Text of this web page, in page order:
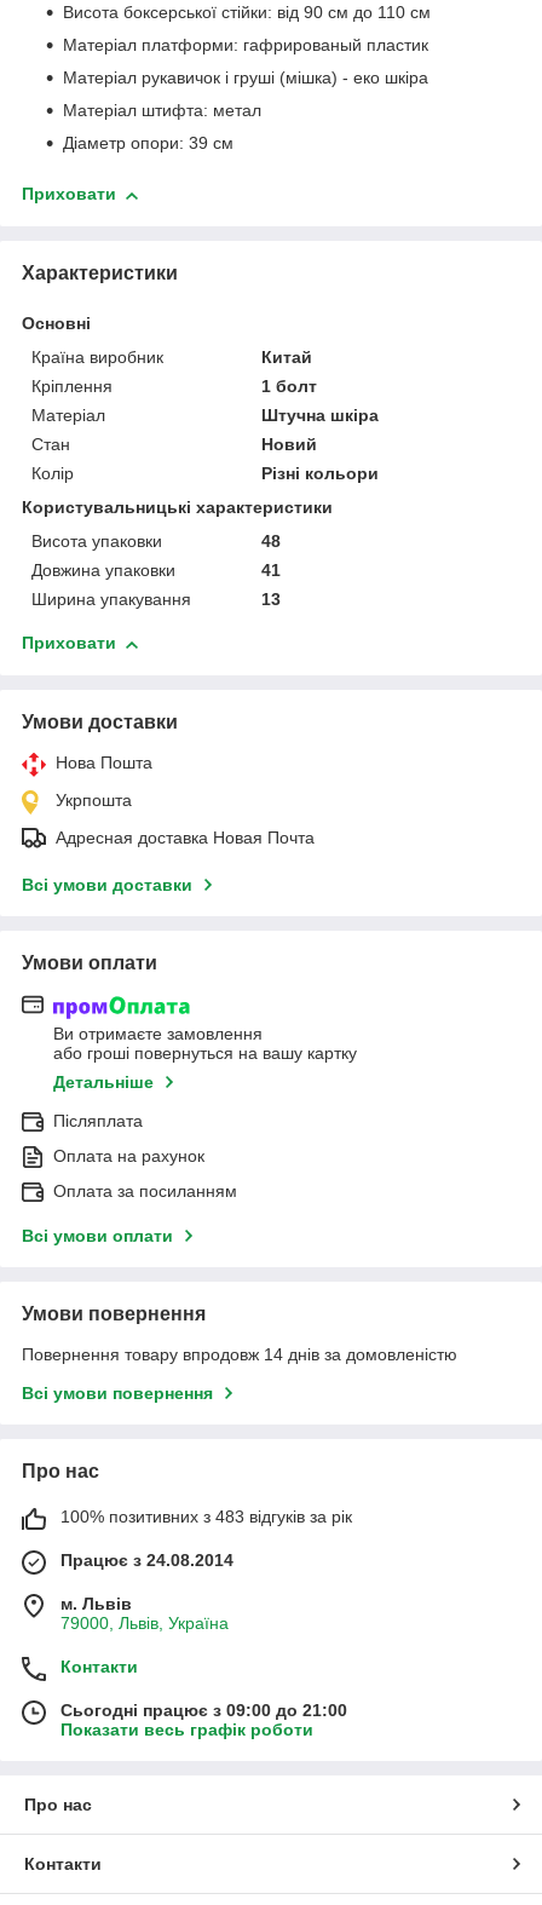
Висота боксерської стійки: від 90 см до 110 см
Матеріал платформи: гафрированый пластик
Матеріал рукавичок і груші (мішка) - еко шкіра
Матеріал штифта: метал
Діаметр опори: 39 см
Приховати
Характеристики
Основні
Країна виробник
Китай
Кріплення
1 болт
Матеріал
Штучна шкіра
Стан
Новий
Колір
Різні кольори
Користувальницькі характеристики
Висота упаковки
48
Довжина упаковки
41
Ширина упакування
13
Приховати
Умови доставки
Нова Пошта
Укрпошта
Адресная доставка Новая Почта
Всі умови доставки
Умови оплати
Ви отримаєте замовлення
або гроші повернуться на вашу картку
Детальніше
Післяплата
Оплата на рахунок
Оплата за посиланням
Всі умови оплати
Умови повернення
Повернення товару впродовж 14 днів за домовленістю
Всі умови повернення
Про нас
100% позитивних з 483 відгуків за рік
Працює з 24.08.2014
м. Львів
79000, Львів, Україна
Контакти
Сьогодні працює з 09:00 до 21:00
Показати весь графік роботи
Про нас
Контакти